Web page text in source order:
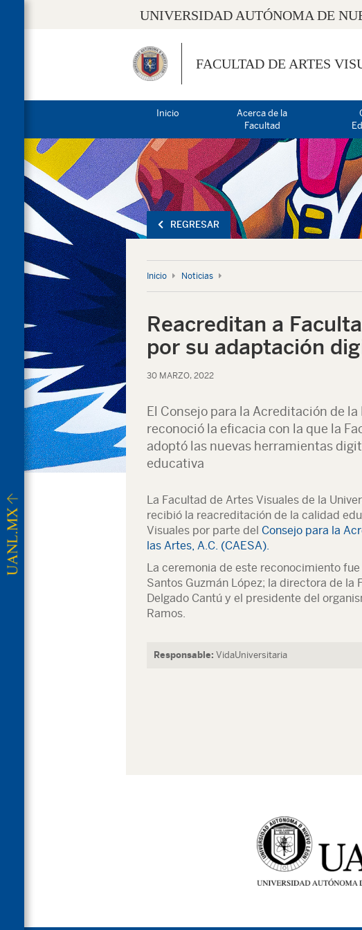
UNIVERSIDAD AUTÓNOMA DE
FACULTAD DE ARTES
Inicio
Acerca de la
Facultad
REGRESAR
Inicio Noticias
Reacreditan a
por su adaptación
30 MARZO, 2022
El Consejo para la Acreditación de
reconoció la eficacia con la que la
adoptó las nuevas herramientas
educativa
La Facultad de Artes Visuales de la
recibió la reacreditación de la calidad
Visuales por parte del Consejo para la
las Artes, A.C. (CAESA).
La ceremonia de este reconocimiento
Santos Guzmán López; la directora de la
Delgado Cantú y el presidente del
Ramos.
Responsable: VidaUniversitaria